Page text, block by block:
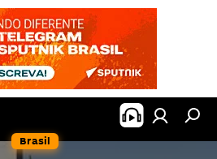
Brasil